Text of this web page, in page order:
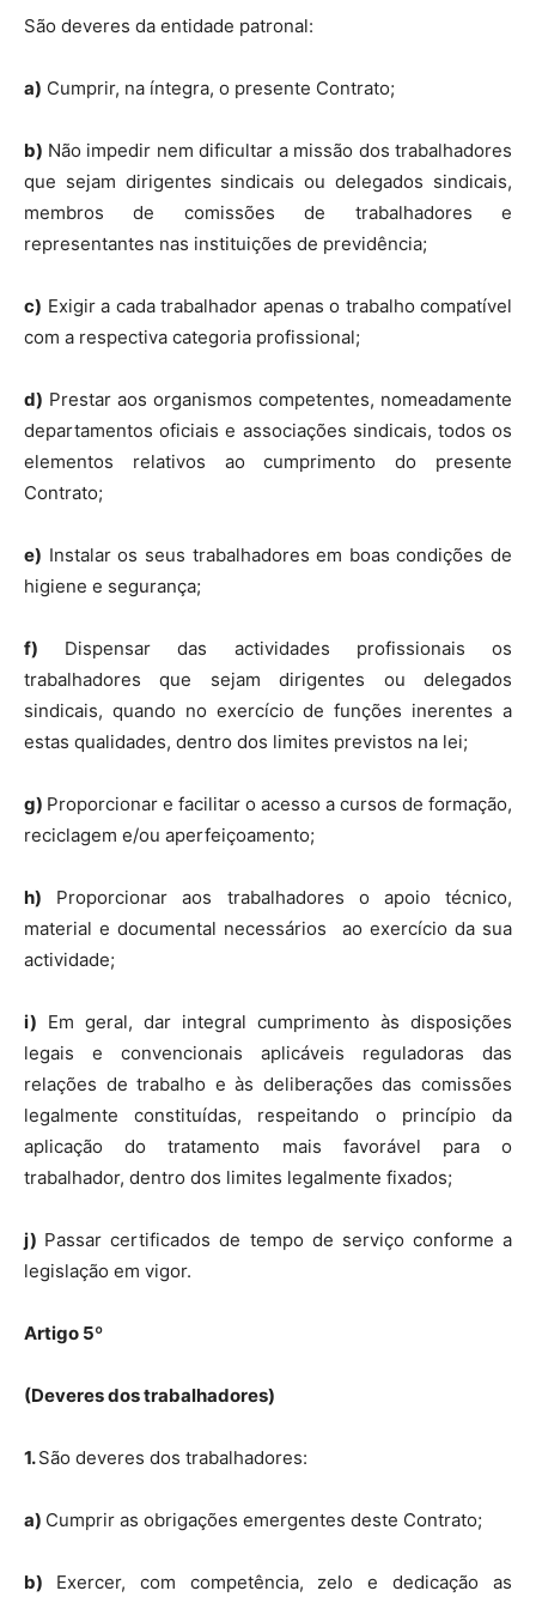
São deveres da entidade patronal:
a) Cumprir, na íntegra, o presente Contrato;
b) Não impedir nem dificultar a missão dos trabalhadores
que sejam dirigentes sindicais ou delegados sindicais,
membros de comissões de trabalhadores e
representantes nas instituições de previdência;
c) Exigir a cada trabalhador apenas o trabalho compatível
com a respectiva categoria profissional;
d) Prestar aos organismos competentes, nomeadamente
departamentos oficiais e associações sindicais, todos os
elementos relativos ao cumprimento do presente
Contrato;
e) Instalar os seus trabalhadores em boas condições de
higiene e segurança;
f) Dispensar das actividades profissionais os
trabalhadores que sejam dirigentes ou delegados
sindicais, quando no exercício de funções inerentes a
estas qualidades, dentro dos limites previstos na lei;
g) Proporcionar e facilitar o acesso a cursos de formação,
reciclagem e/ou aperfeiçoamento;
h) Proporcionar aos trabalhadores o apoio técnico,
material e documental necessários ao exercício da sua
actividade;
i) Em geral, dar integral cumprimento às disposições
legais e convencionais aplicáveis reguladoras das
relações de trabalho e às deliberações das comissões
legalmente constituídas, respeitando o princípio da
aplicação do tratamento mais favorável para o
trabalhador, dentro dos limites legalmente fixados;
j) Passar certificados de tempo de serviço conforme a
legislação em vigor.
Artigo 5º
(Deveres dos trabalhadores)
1.São deveres dos trabalhadores:
a) Cumprir as obrigações emergentes deste Contrato;
b) Exercer, com competência, zelo e dedicação as